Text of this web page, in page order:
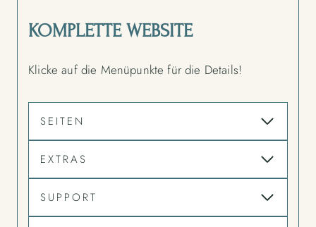
KOMPLETTE WEBSITE
Klicke auf die Menüpunkte für die Details!
SEITEN
EXTRAS
SUPPORT